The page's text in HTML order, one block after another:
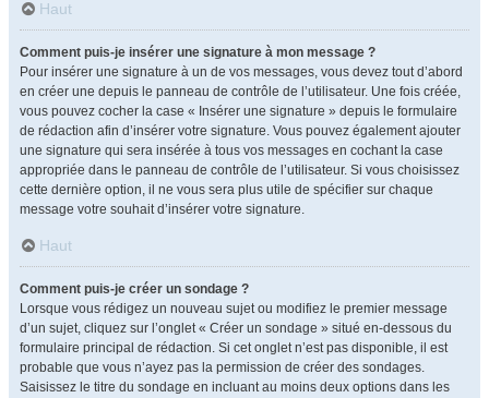
Haut
Comment puis-je insérer une signature à mon message ?
Pour insérer une signature à un de vos messages, vous devez tout d’abord
en créer une depuis le panneau de contrôle de l’utilisateur. Une fois créée,
vous pouvez cocher la case « Insérer une signature » depuis le formulaire
de rédaction afin d’insérer votre signature. Vous pouvez également ajouter
une signature qui sera insérée à tous vos messages en cochant la case
appropriée dans le panneau de contrôle de l’utilisateur. Si vous choisissez
cette dernière option, il ne vous sera plus utile de spécifier sur chaque
message votre souhait d’insérer votre signature.
Haut
Comment puis-je créer un sondage ?
Lorsque vous rédigez un nouveau sujet ou modifiez le premier message
d’un sujet, cliquez sur l’onglet « Créer un sondage » situé en-dessous du
formulaire principal de rédaction. Si cet onglet n’est pas disponible, il est
probable que vous n’ayez pas la permission de créer des sondages.
Saisissez le titre du sondage en incluant au moins deux options dans les